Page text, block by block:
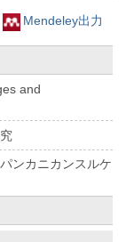
Mendeley出力
and
ンカニカンスルケ